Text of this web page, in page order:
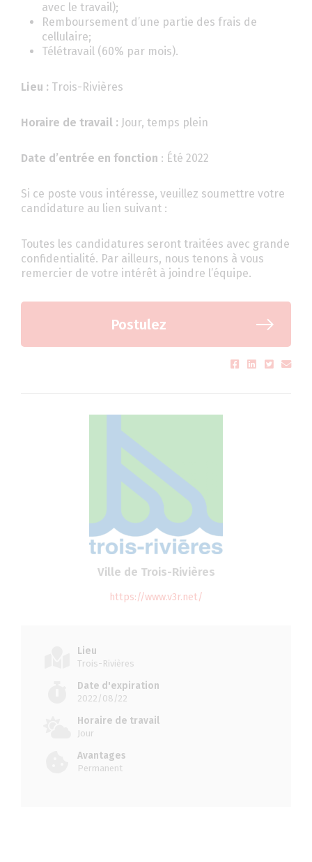
avec le travail);
Remboursement d’une partie des frais de
cellulaire;
Télétravail (60% par mois).
Lieu : Trois-Rivières
Horaire de travail : Jour, temps plein
Date d’entrée en fonction : Été 2022
Si ce poste vous intéresse, veuillez soumettre votre
candidature au lien suivant :
Toutes les candidatures seront traitées avec grande
confidentialité. Par ailleurs, nous tenons à vous
remercier de votre intérêt à joindre l’équipe.
Postulez
Ville de Trois-Rivières
https://www.v3r.net/
Lieu
Trois-Rivières
Date d'expiration
2022/08/22
Horaire de travail
Jour
Avantages
Permanent